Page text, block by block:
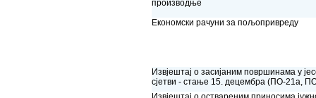
производње
Економски рачуни за пољопривреду
Извјештај о засијаним површинама у
сјетви - стање 15. децембра (ПО-21а,